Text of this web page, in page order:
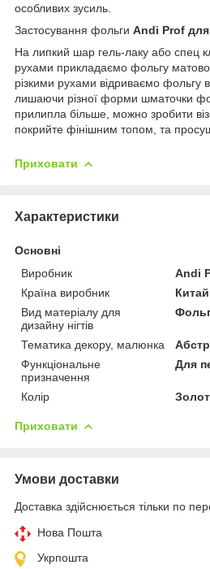
особливих зусиль.
Застосування фольги Andi Prof
На липкий шар гель-лаку або спец
рухами прикладаємо фольгу
різкими рухами відриваємо фольгу
лишаючи різної форми шматочки
прилипла більше, можно зробити
покрийте фінішним топом, та
Приховати
Характеристики
Основні
Виробник
Andi
Країна виробник
Китай
Вид матеріалу для
дизайну нігтів
Тематика декору, малюнка
Функціональне
призначення
Для
Колір
Приховати
Умови доставки
Доставка здійснюється тільки по
Нова Пошта
Укрпошта